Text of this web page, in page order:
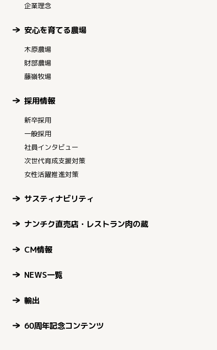
企業理念
安心を育てる農場
木原農場
財部農場
藤嶺牧場
採用情報
新卒採用
一般採用
社員インタビュー
次世代育成支援対策
女性活躍推進対策
サスティナビリティ
ナンチク直売店・レストラン肉の蔵
CM情報
NEWS一覧
輸出
60周年記念コンテンツ